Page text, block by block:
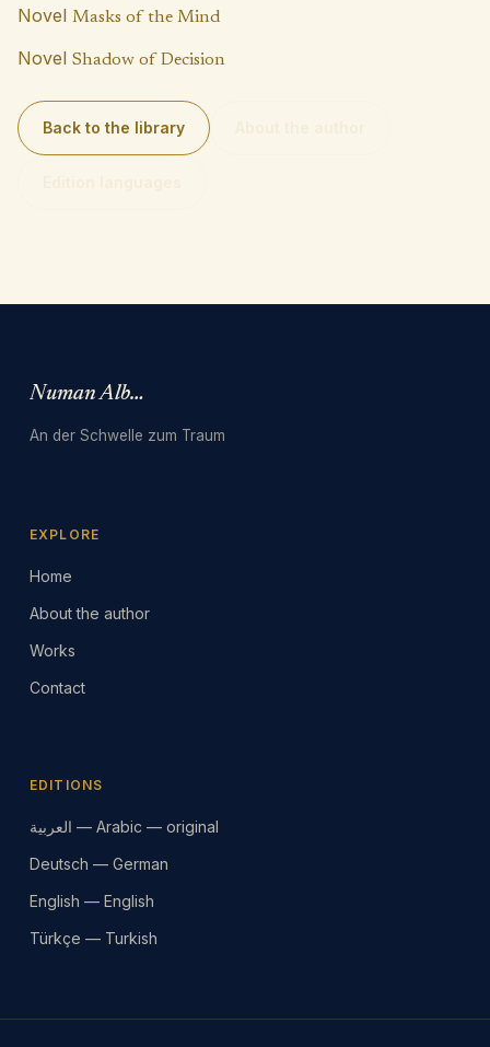
Novel Masks of the Mind
Novel Shadow of Decision
Back to the library
Numan Albarbari
An der Schwelle zum Traum
EXPLORE
Home
About the author
Works
Contact
EDITIONS
العربية — Arabic — original
Deutsch — German
English — English
Türkçe — Turkish